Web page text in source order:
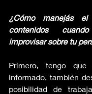
¿Cómo manejás
contenidos
improvisar sobre tu
Primero, tengo que
informado, también
posibilidad de